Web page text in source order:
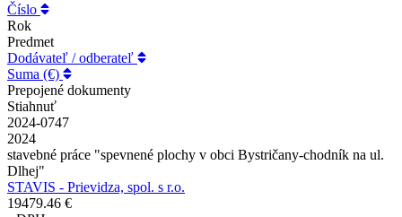
Číslo
Rok
Predmet
Dodávateľ / odberateľ
Suma (€)
Prepojené dokumenty
Stiahnuť
2024-0747
2024
stavebné práce "spevnené plochy v obci Bystričany-chodník na ul.
Dlhej"
STAVIS - Prievidza, spol. s r.o.
19479.46 €